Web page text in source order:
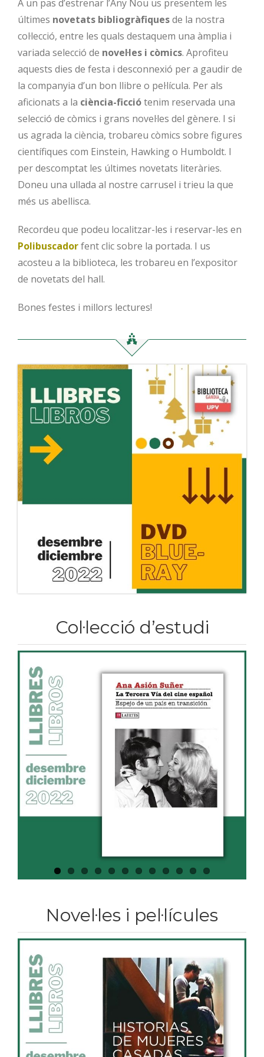
A un pas d’estrenar l’Any Nou us presentem les
últimes novetats bibliogràfiquesde la nostra
col·lecció, entre les quals destaquem una àmplia i
variada selecció de novel·les i còmics. Aprofiteu
aquests dies de festa i desconnexió per a gaudir de
la companyia d’un bon llibre o pel·lícula. Per als
aficionats a la ciència-ficciótenim reservada una
selecció de còmics i grans novel·les del gènere. I si
us agrada la ciència, trobareu còmics sobre figures
científiques com Einstein, Hawking o Humboldt. I
per descomptat les últimes novetats literàries.
Doneu una ullada al nostre carrusel i trieu la que
més us abellisca.
Recordeu que podeu localitzar-les i reservar-les en
Polibuscadorfent clic sobre la portada. I us
acosteu a la biblioteca, les trobareu en l’expositor
de novetats del hall.
Bones festes i millors lectures!
Col·lecció d’estudi
Novel·les i pel·lícules